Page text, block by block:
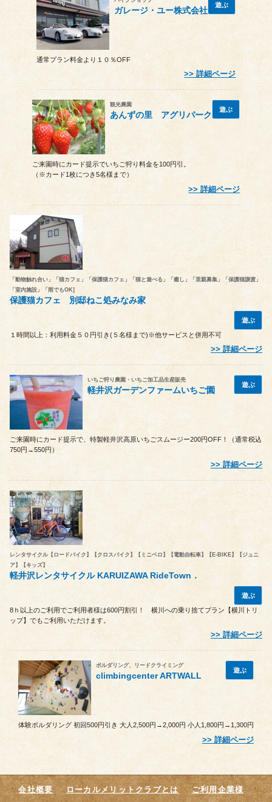
ガレージ・ユー株式会社
遊ぶ
通常プラン料金より１０％OFF
詳細ページ
観光農園
あんずの里 アグリパーク
遊ぶ
ご来園時にカード提示でいちご狩り料金を100円引。
（※カード1枚につき5名様まで）
詳細ページ
「動物触れ合い」「猫カフェ」「保護猫カフェ」「猫と遊べる」「癒し」「里親募集」「保護猫譲渡」
「室内施設」「雨でもOK]
保護猫カフェ 別邸ねこ処みなみ家
遊ぶ
１時間以上：利用料金５０円引き(５名様まで)※他サービスと併用不可
詳細ページ
いちご狩り農園・いちご加工品生産販売
軽井沢ガーデンファームいちご園
遊ぶ
ご来園時にカード提示で、特製軽井沢高原いちごスムージー200円OFF！（通常税込
750円→550円）
詳細ページ
レンタサイクル【ロードバイク】【クロスバイク】【ミニベロ】【電動自転車】【E-BIKE】【ジュニ
ア】【キッズ】
軽井沢レンタサイクル KARUIZAWA RideTown．
遊ぶ
8ｈ以上のご利用でご利用者様は600円割引！ 横川への乗り捨てプラン【横川トリ
ップ】でもご利用いただけます。
詳細ページ
ボルダリング、リードクライミング
climbingcenter ARTWALL
遊ぶ
体験ボルダリング 初回500円引き 大人2,500円→2,000円 小人1,800円→1,300円
詳細ページ
会社概要 ローカルメリットクラブとは ご利用企業様